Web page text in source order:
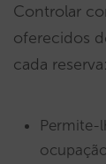
Controlar
oferecidos
cada reserva:
Permite-